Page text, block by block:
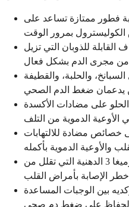
فطور ممتازة تساعد على
بمرور الوقت
القابلة للذوبان التي تزيل
من مجرى الدم بشكل فعال
والحلبة، والقطيفة
يدعمان ضغط الدم الصحي
على مضادات الأكسدة
الأوعية الدموية من التلف
خصائص مضادة للالتهابات
والأوعية الدموية بأكمله
توفر الجوز وبذور الكتان أحماض أوميغا 3 الدهنية التي تقلل من
خطر الإصابة بأمراض القلب
بين الوجبات المساعدة
على ضغط دم صحي